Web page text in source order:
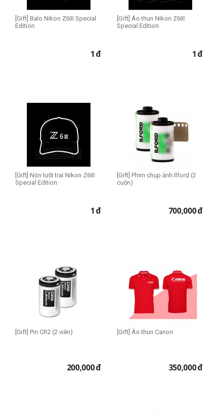
[Gift] Balo Nikon Z6III Special
Edition
1đ
[Gift] Áo thun Nikon Z6III
Special Edition
1đ
[Gift] Nón lưỡi trai Nikon Z6III
Special Edition
1đ
[Gift] Phim chụp ảnh Ilford (2
cuộn)
700,000đ
[Gift] Pin CR2 (2 viên)
200,000đ
[Gift] Áo thun Canon
350,000đ